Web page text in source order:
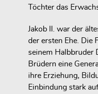
Töchter das
Jakob II. war der
der ersten Ehe. Die
seinem Halbbruder
Brüdern eine
ihre Erziehung,
Einbindung stark